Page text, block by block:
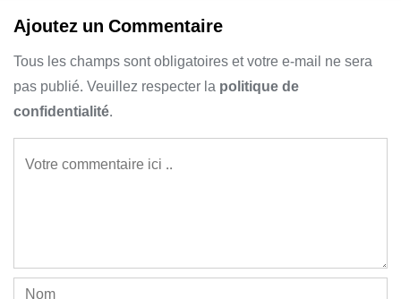
Ajoutez un Commentaire
Tous les champs sont obligatoires et votre e-mail ne sera
pas publié. Veuillez respecter lapolitique de
confidentialité.